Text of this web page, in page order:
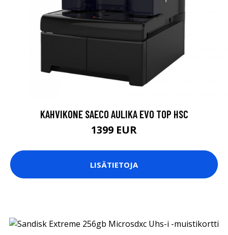
KAHVIKONE SAECO AULIKA EVO TOP HSC
1399 EUR
LISÄTIETOJA